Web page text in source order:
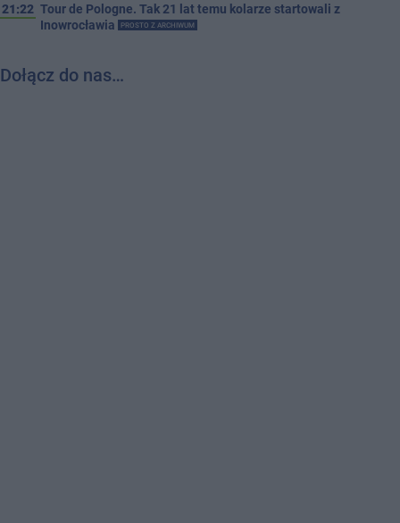
21:22 Tour de Pologne. Tak 21 lat temu kolarze startowali z
Inowrocławia
PROSTO Z ARCHIWUM
Dołącz do nas…